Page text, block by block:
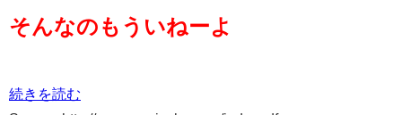
そんなのもういねーよ
続きを読む